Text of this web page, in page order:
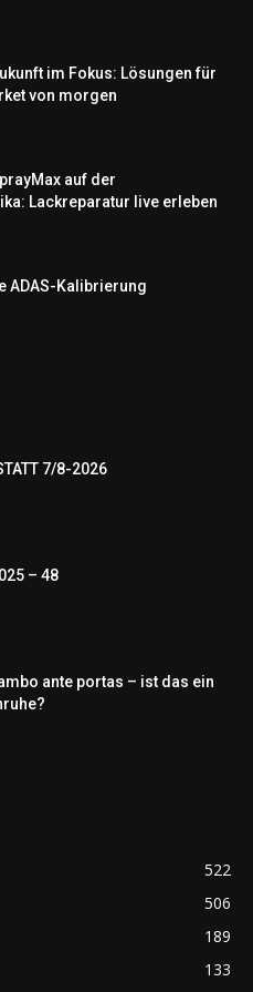
im Fokus: Lösungen für
von morgen
auf der
Lackreparatur live erleben
ADAS-Kalibrierung
7/8-2026
– 48
ante portas – ist das ein
522
506
189
133